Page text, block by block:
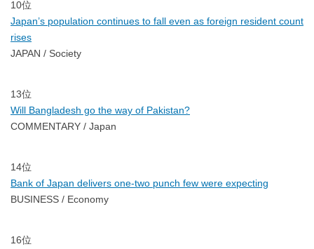
10位
Japan’s population continues to fall even as foreign resident count
rises
JAPAN / Society
13位
Will Bangladesh go the way of Pakistan?
COMMENTARY / Japan
14位
Bank of Japan delivers one-two punch few were expecting
BUSINESS / Economy
16位